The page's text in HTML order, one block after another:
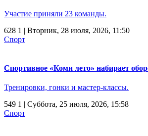
Участие приняли 23 команды.
628 1 | Вторник, 28 июля, 2026, 11:50
Спорт
Спортивное «Коми лето» набирает
Тренировки, гонки и мастер-классы.
549 1 | Суббота, 25 июля, 2026, 15:58
Спорт